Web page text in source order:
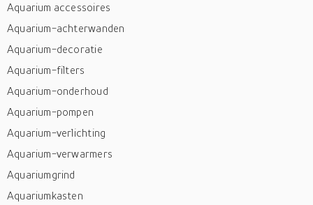
Aquarium accessoires
Aquarium-achterwanden
Aquarium-decoratie
Aquarium-filters
Aquarium-onderhoud
Aquarium-pompen
Aquarium-verlichting
Aquarium-verwarmers
Aquariumgrind
Aquariumkasten